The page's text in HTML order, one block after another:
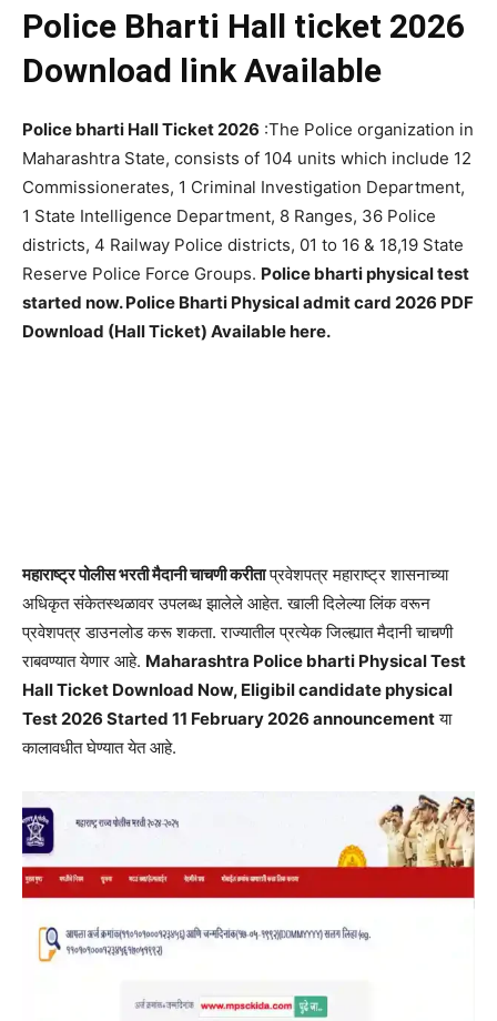
Police Bharti Hall ticket 2026
Download link Available
Police bharti Hall Ticket 2026 :The Police organization in
Maharashtra State, consists of 104 units which include 12
Commissionerates, 1 Criminal Investigation Department,
1 State Intelligence Department, 8 Ranges, 36 Police
districts, 4 Railway Police districts, 01 to 16 & 18,19 State
Reserve Police Force Groups. Police bharti physical test
started now. Police Bharti Physical admit card 2026 PDF
Download (Hall Ticket) Available here.
महाराष्ट्र पोलीस भरती मैदानी चाचणी करीताप्रवेशपत्र महाराष्ट्र शासनाच्या
अधिकृत संकेतस्थळावर उपलब्ध झालेले आहेत. खाली दिलेल्या लिंक वरून
प्रवेशपत्र डाउनलोड करू शकता. राज्यातील प्रत्येक जिल्ह्यात मैदानी चाचणी
राबवण्यात येणार आहे. Maharashtra Police bharti Physical Test
Hall Ticket Download Now, Eligibil candidate physical
Test2026 Started 11 February 2026 announcementया
कालावधीत घेण्यात येत आहे.